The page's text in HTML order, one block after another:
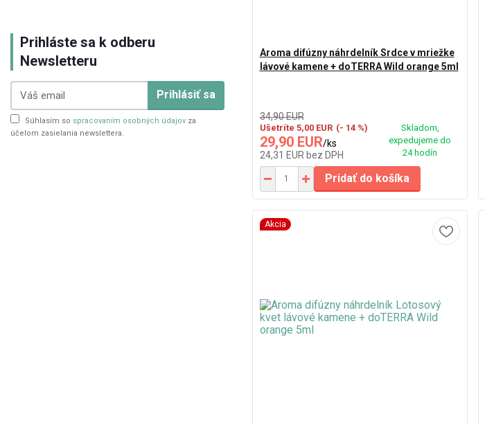
Prihláste sa k odberu
Newsletteru
Prihlásiť sa
Súhlasím so spracovaním osobných údajov za
účelom zasielania newslettera.
Aroma difúzny náhrdelník Srdce v mriežke
lávové kamene + doTERRA Wild orange 5ml
34,90 EUR
Ušetríte 5,00 EUR (- 14 %)
29,90 EUR/ks
24,31 EUR bez DPH
Skladom,
expedujeme do
24 hodín
Pridať do košíka
Akcia